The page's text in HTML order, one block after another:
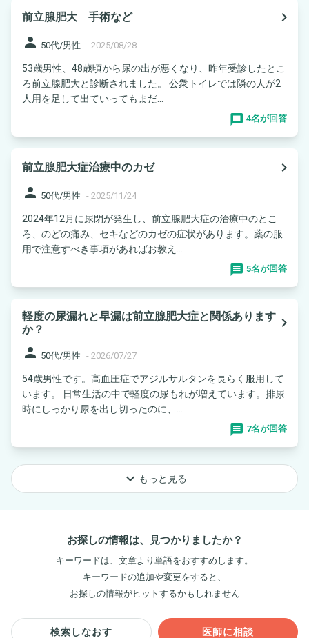
前立腺肥大 手術など
navigate_next
person 50代/男性 - 2025/08/28
53歳男性、48歳頃から尿の出が悪くなり、昨年受診したとこ
ろ前立腺肥大と診断されました。 公衆トイレでは隣の人が2
人用を足して出ていってもまだ...
4名が回答
前立腺肥大症治療中のカゼ
navigate_next
person 50代/男性 - 2025/11/24
2024年12月に尿閉が発生し、前立腺肥大症の治療中のとこ
ろ、のどの痛み、セキなどのカゼの症状があります。薬の服
用で注意すべき事項があればお教え...
5名が回答
軽度の尿漏れと早漏は前立腺肥大症と関係あります
か？
navigate_next
person 50代/男性 - 2026/07/27
54歳男性です。高血圧症でアジルサルタンを長らく服用して
います。 日常生活の中で軽度の尿もれが増えています。排尿
時にしっかり尿を出し切ったのに、...
7名が回答
keyboard_arrow_down もっと見る
お探しの情報は、見つかりましたか？
キーワードは、文章より単語をおすすめします。
キーワードの追加や変更をすると、
お探しの情報がヒットするかもしれません
検索しなおす 医師に相談